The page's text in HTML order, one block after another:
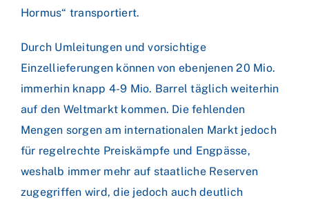
Hormus“ transportiert.
Durch Umleitungen und vorsichtige
Einzellieferungen können von ebenjenen 20 Mio.
immerhin knapp 4-9 Mio. Barrel täglich weiterhin
auf den Weltmarkt kommen. Die fehlenden
Mengen sorgen am internationalen Markt jedoch
für regelrechte Preiskämpfe und Engpässe,
weshalb immer mehr auf staatliche Reserven
zugegriffen wird, die jedoch auch deutlich